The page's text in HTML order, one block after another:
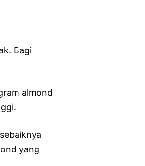
Bagi
almond
yang